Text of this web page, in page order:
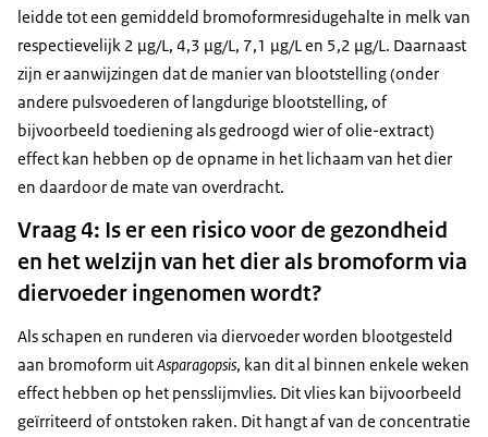
leidde tot een gemiddeld bromoformresidugehalte in melk van
respectievelijk 2 μg/L, 4,3 μg/L, 7,1 μg/L en 5,2 μg/L. Daarnaast
zijn er aanwijzingen dat de manier van blootstelling (onder
andere pulsvoederen of langdurige blootstelling, of
bijvoorbeeld toediening als gedroogd wier of olie-extract)
effect kan hebben op de opname in het lichaam van het dier
en daardoor de mate van overdracht.
Vraag 4: Is er een risico voor de gezondheid
en het welzijn van het dier als bromoform via
diervoeder ingenomen wordt?
Als schapen en runderen via diervoeder worden blootgesteld
aan bromoform uitAsparagopsis, kan dit al binnen enkele weken
effect hebben op het pensslijmvlies. Dit vlies kan bijvoorbeeld
geïrriteerd of ontstoken raken. Dit hangt af van de concentratie